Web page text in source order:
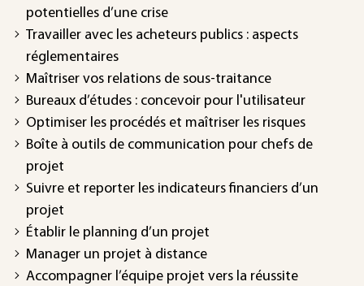
potentielles d’une crise
Travailler avec les acheteurs publics : aspects
réglementaires
Maîtriser vos relations de sous-traitance
Bureaux d’études : concevoir pour l'utilisateur
Optimiser les procédés et maîtriser les risques
Boîte à outils de communication pour chefs de
projet
Suivre et reporter les indicateurs financiers d’un
projet
Établir le planning d’un projet
Manager un projet à distance
Accompagner l’équipe projet vers la réussite